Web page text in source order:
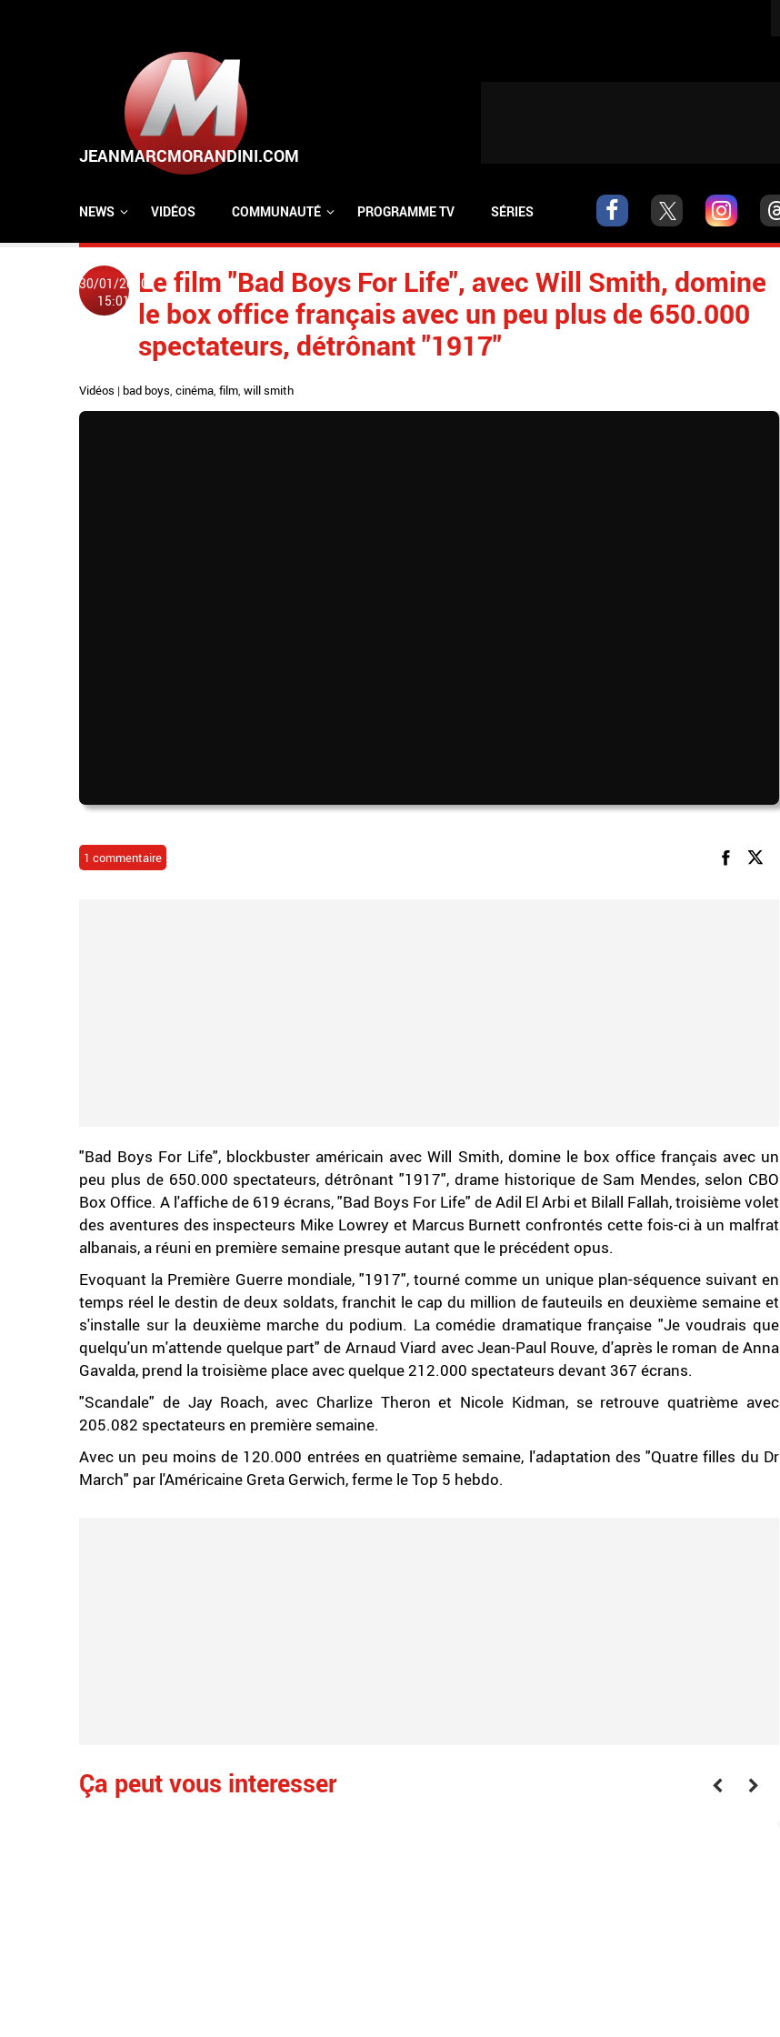
NEWS VIDÉOS COMMUNAUTÉ PROGRAMME TV SÉRIES
30/01/2020
15:01
Le film "Bad Boys For Life", avec Will Smith, domine
le box office français avec un peu plus de 650.000
spectateurs, détrônant "1917"
Vidéos | bad boys, cinéma, film, will smith
1 commentaire
"Bad Boys For Life", blockbuster américain avec Will Smith, domine le box office français avec un
peu plus de 650.000 spectateurs, détrônant "1917", drame historique de Sam Mendes, selon CBO
Box Office. A l'affiche de 619 écrans, "Bad Boys For Life" de Adil El Arbi et Bilall Fallah, troisième volet
des aventures des inspecteurs Mike Lowrey et Marcus Burnett confrontés cette fois-ci à un malfrat
albanais, a réuni en première semaine presque autant que le précédent opus.
Evoquant la Première Guerre mondiale, "1917", tourné comme un unique plan-séquence suivant en
temps réel le destin de deux soldats, franchit le cap du million de fauteuils en deuxième semaine et
s'installe sur la deuxième marche du podium. La comédie dramatique française "Je voudrais que
quelqu'un m'attende quelque part" de Arnaud Viard avec Jean-Paul Rouve, d'après le roman de Anna
Gavalda, prend la troisième place avec quelque 212.000 spectateurs devant 367 écrans.
"Scandale" de Jay Roach, avec Charlize Theron et Nicole Kidman, se retrouve quatrième avec
205.082 spectateurs en première semaine.
Avec un peu moins de 120.000 entrées en quatrième semaine, l'adaptation des "Quatre filles du Dr
March" par l'Américaine Greta Gerwich, ferme le Top 5 hebdo.
Ça peut vous interesser